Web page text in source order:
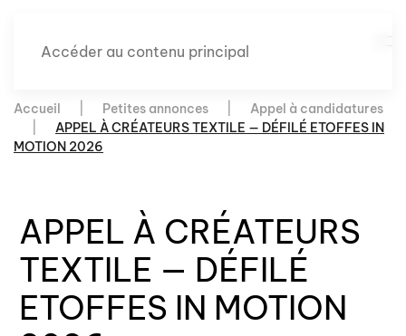
Accéder au contenu principal
Accueil Petites annonces
Appel à candidatures
APPEL À CRÉATEURS TEXTILE — DÉFILÉ ETOFFES IN
MOTION 2026
APPEL À CRÉATEURS
TEXTILE — DÉFILÉ
ETOFFES IN MOTION